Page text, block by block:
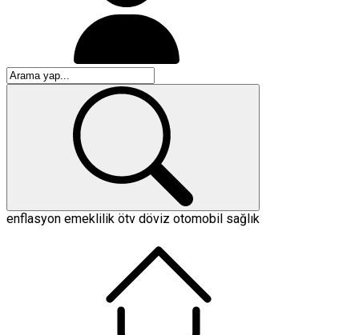
enflasyon emeklilik ötv döviz otomobil sağlık